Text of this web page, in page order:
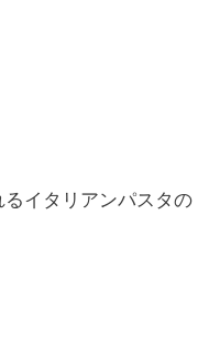
イタリアンパスタの